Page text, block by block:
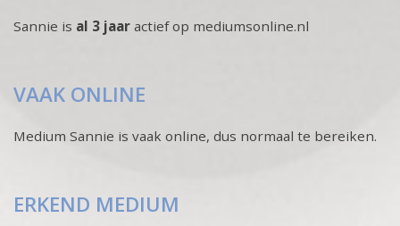
Sannie is al 3 jaar actief op mediumsonline.nl
VAAK ONLINE
Medium Sannie is vaak online, dus normaal te bereiken.
ERKEND MEDIUM